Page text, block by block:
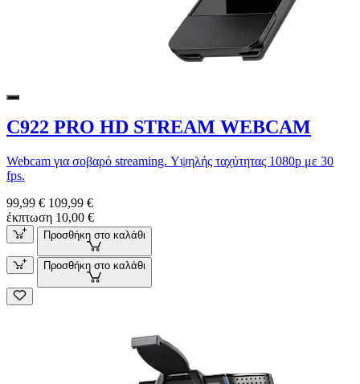
C922 PRO HD STREAM WEBCAM
Webcam για σοβαρό streaming. Υψηλής ταχύτητας 1080p με 30
fps.
99,99 € 109,99 €
έκπτωση 10,00 €
Προσθήκη στο καλάθι
Προσθήκη στο καλάθι